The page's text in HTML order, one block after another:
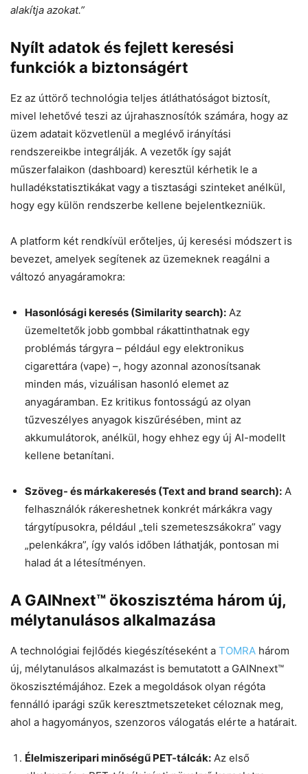
alakítja azokat.”
Nyílt adatok és fejlett keresési
funkciók a biztonságért
Ez az úttörő technológia teljes átláthatóságot biztosít,
mivel lehetővé teszi az újrahasznosítók számára, hogy az
üzem adatait közvetlenül a meglévő irányítási
rendszereikbe integrálják. A vezetők így saját
műszerfalaikon (dashboard) keresztül kérhetik le a
hulladékstatisztikákat vagy a tisztasági szinteket anélkül,
hogy egy külön rendszerbe kellene bejelentkezniük.
A platform két rendkívül erőteljes, új keresési módszert is
bevezet, amelyek segítenek az üzemeknek reagálni a
változó anyagáramokra:
Hasonlósági keresés (Similarity search): Az
üzemeltetők jobb gombbal rákattinthatnak egy
problémás tárgyra – például egy elektronikus
cigarettára (vape) –, hogy azonnal azonosítsanak
minden más, vizuálisan hasonló elemet az
anyagáramban. Ez kritikus fontosságú az olyan
tűzveszélyes anyagok kiszűrésében, mint az
akkumulátorok, anélkül, hogy ehhez egy új AI-modellt
kellene betanítani.
Szöveg- és márkakeresés (Text and brand search): A
felhasználók rákereshetnek konkrét márkákra vagy
tárgytípusokra, például „teli szemeteszsákokra” vagy
„pelenkákra”, így valós időben láthatják, pontosan mi
halad át a létesítményen.
A GAINnext™ ökoszisztéma három új,
mélytanulásos alkalmazása
A technológiai fejlődés kiegészítéseként a TOMRA három
új, mélytanulásos alkalmazást is bemutatott a GAINnext™
ökoszisztémájához. Ezek a megoldások olyan régóta
fennálló iparági szűk keresztmetszeteket céloznak meg,
ahol a hagyományos, szenzoros válogatás elérte a határait.
Élelmiszeripari minőségű PET-tálcák: Az első